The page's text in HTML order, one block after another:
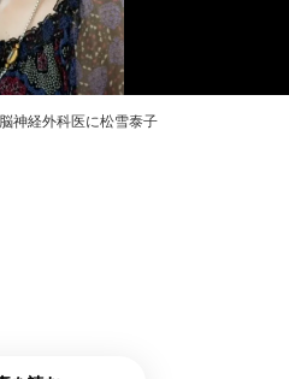
神経外科医に松雪泰子